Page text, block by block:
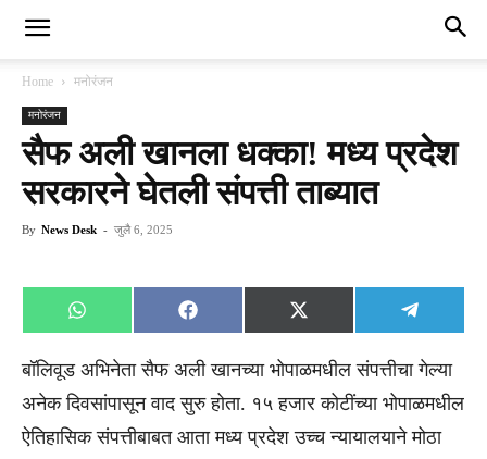
Home मनोरंजन
मनोरंजन
सैफ अली खानला धक्का! मध्य प्रदेश
सरकारने घेतली संपत्ती ताब्यात
By News Desk - जुलै 6, 2025
Share
on
WhatsApp
Share
on
Facebook
Share
on
X
(Twitter)
Share
on
बॉलिवूड अभिनेता सैफ अली खानच्या भोपाळमधील संपत्तीचा गेल्या
अनेक दिवसांपासून वाद सुरु होता. १५ हजार कोटींच्या भोपाळमधील
ऐतिहासिक संपत्तीबाबत आता मध्य प्रदेश उच्च न्यायालयाने मोठा